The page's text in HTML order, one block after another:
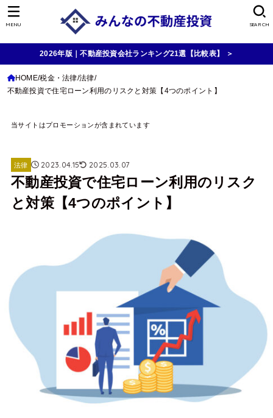
SEARCH
MENU
2026年版｜不動産投資会社ランキング21選【比較表】 ＞
HOME 税金・法律 法律
不動産投資で住宅ローン利用のリスクと対策【4つのポイント】
当サイトはプロモーションが含まれています
法律 2023.04.15 2025.03.07
不動産投資で住宅ローン利用のリスク
と対策【4つのポイント】